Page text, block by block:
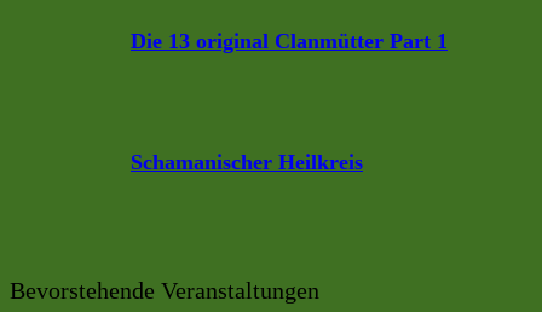
Die 13 original Clanmütter Part 1
Schamanischer Heilkreis
Bevorstehende Veranstaltungen